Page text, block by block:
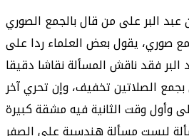
البر على من قال بالجمع الصوري
صوري، يقول بعض العلماء ردا على
البر فقد ناقش المسألة نقاشا دقيقا
بجمع الصلاتين تخفيف، وإن تحري آخر